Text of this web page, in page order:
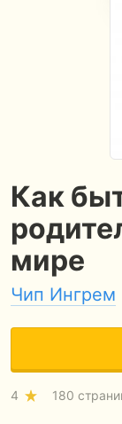
Как
мире
Чип Ингрем
4 180